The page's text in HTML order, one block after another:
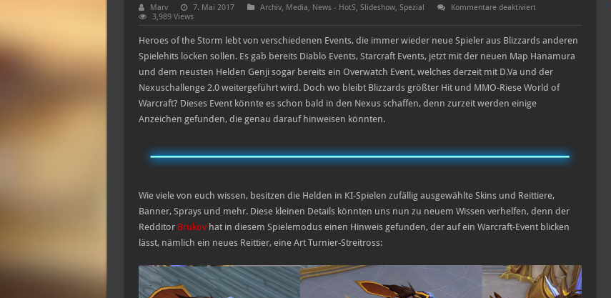
Marv 7. Mai 2017 Archiv, Media, News - HotS, Slideshow, Spezial Kommentare deaktiviertfür
2.0
–
World
of
Event?
3,989 Views
Heroes of the Storm lebt von verschiedenen Events, die immer wieder neue Spieler aus Blizzards anderen
Spielehits locken sollen. Es gab bereits Diablo Events, Starcraft Events, jetzt mit der neuen Map Hanamura
und dem neusten Helden Genji sogar bereits ein Overwatch Event, welches derzeit mit D.Va und der
Nexuschallenge 2.0 weitergeführt wird. Doch wo bleibt Blizzards größter Hit und MMO-Riese World of
Warcraft? Dieses Event könnte es schon bald in den Nexus schaffen, denn zurzeit werden einige
Anzeichen gefunden, die genau darauf hinweisen könnten.
Wie viele von euch wissen, besitzen die Helden in KI-Spielen zufällig ausgewählte Skins und Reittiere,
Banner, Sprays und mehr. Diese kleinen Details könnten uns nun zu neuem Wissen verhelfen, denn der
Redditor Brukov hat in diesem Spielemodus einen Hinweis gefunden, der auf ein Warcraft-Event blicken
lässt, nämlich ein neues Reittier, eine Art Turnier-Streitross: